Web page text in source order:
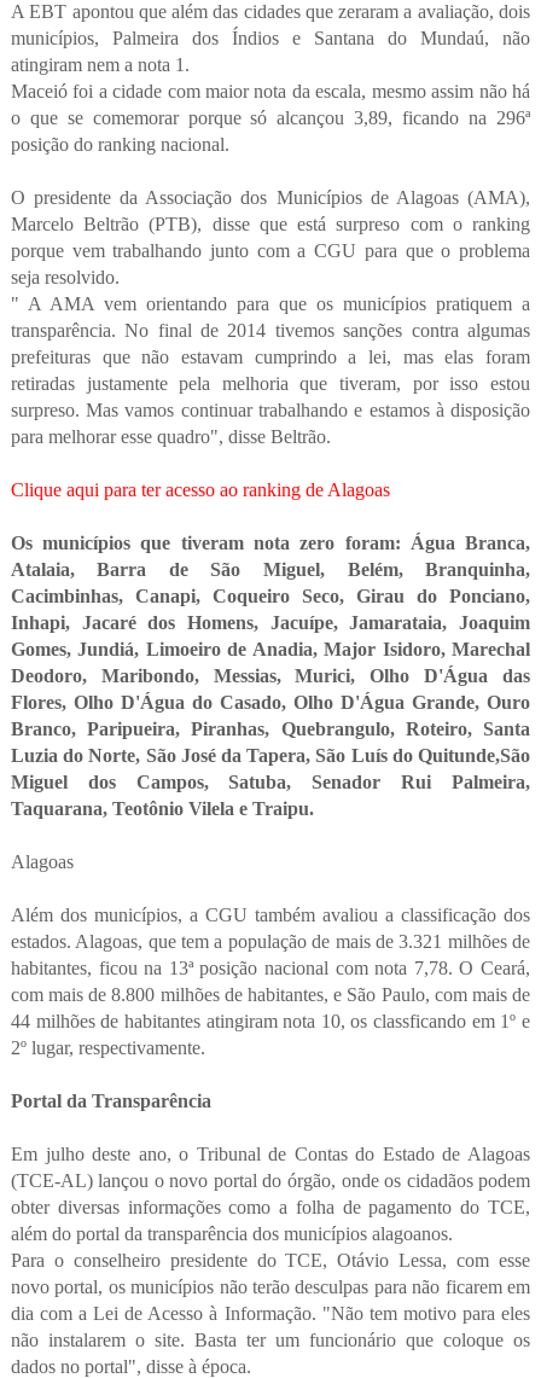
A EBT apontou que além das cidades que zeraram a avaliação, dois
municípios, Palmeira dos Índios e Santana do Mundaú, não
atingiram nem a nota 1.
Maceió foi a cidade com maior nota da escala, mesmo assim não há
o que se comemorar porque só alcançou 3,89, ficando na 296ª
posição do ranking nacional.
O presidente da Associação dos Municípios de Alagoas (AMA),
Marcelo Beltrão (PTB), disse que está surpreso com o ranking
porque vem trabalhando junto com a CGU para que o problema
seja resolvido.
" A AMA vem orientando para que os municípios pratiquem a
transparência. No final de 2014 tivemos sanções contra algumas
prefeituras que não estavam cumprindo a lei, mas elas foram
retiradas justamente pela melhoria que tiveram, por isso estou
surpreso. Mas vamos continuar trabalhando e estamos à disposição
para melhorar esse quadro", disse Beltrão.
Clique aqui para ter acesso ao ranking de Alagoas
Os municípios que tiveram nota zero foram: Água Branca,
Atalaia, Barra de São Miguel, Belém, Branquinha,
Cacimbinhas, Canapi, Coqueiro Seco, Girau do Ponciano,
Inhapi, Jacaré dos Homens, Jacuípe, Jamarataia, Joaquim
Gomes, Jundiá, Limoeiro de Anadia, Major Isidoro, Marechal
Deodoro, Maribondo, Messias, Murici, Olho D'Água das
Flores, Olho D'Água do Casado, Olho D'Água Grande, Ouro
Branco, Paripueira, Piranhas, Quebrangulo, Roteiro, Santa
Luzia do Norte, São José da Tapera, São Luís do Quitunde,São
Miguel dos Campos, Satuba, Senador Rui Palmeira,
Taquarana, Teotônio Vilela e Traipu.
Alagoas
Além dos municípios, a CGU também avaliou a classificação dos
estados. Alagoas, que tem a população de mais de 3.321 milhões de
habitantes, ficou na 13ª posição nacional com nota 7,78. O Ceará,
com mais de 8.800 milhões de habitantes, e São Paulo, com mais de
44 milhões de habitantes atingiram nota 10, os classficando em 1º e
2º lugar, respectivamente.
Portal da Transparência
Em julho deste ano, o Tribunal de Contas do Estado de Alagoas
(TCE-AL) lançou o novo portal do órgão, onde os cidadãos podem
obter diversas informações como a folha de pagamento do TCE,
além do portal da transparência dos municípios alagoanos.
Para o conselheiro presidente do TCE, Otávio Lessa, com esse
novo portal, os municípios não terão desculpas para não ficarem em
dia com a Lei de Acesso à Informação. "Não tem motivo para eles
não instalarem o site. Basta ter um funcionário que coloque os
dados no portal", disse à época.